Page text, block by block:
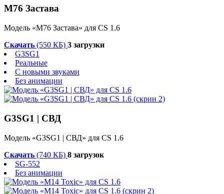
М76 Застава
Модель «М76 Застава» для CS 1.6
Скачать (550 КБ) 3 загрузки
G3SG1
Реальные
С новыми звуками
Без анимации
G3SG1 | СВД
Модель «G3SG1 | СВД» для CS 1.6
Скачать (740 КБ) 8 загрузок
SG-552
Без анимации